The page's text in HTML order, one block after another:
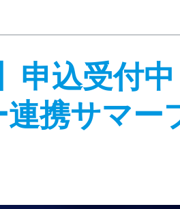
申込受付
携サマー